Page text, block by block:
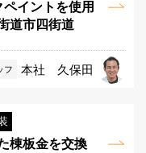
イントを使用
道市四街道
フ 本社 久保田
棟板金を交換